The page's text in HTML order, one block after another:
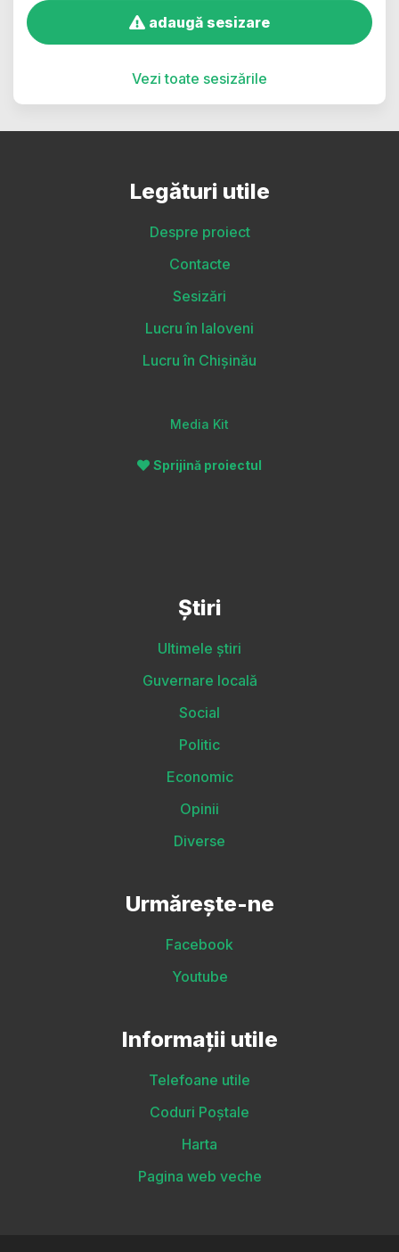
adaugă sesizare
Vezi toate sesizările
Legături utile
Despre proiect
Contacte
Sesizări
Lucru în Ialoveni
Lucru în Chișinău
Media Kit
Sprijină proiectul
Știri
Ultimele știri
Guvernare locală
Social
Politic
Economic
Opinii
Diverse
Urmărește-ne
Facebook
Youtube
Informații utile
Telefoane utile
Coduri Poștale
Harta
Pagina web veche